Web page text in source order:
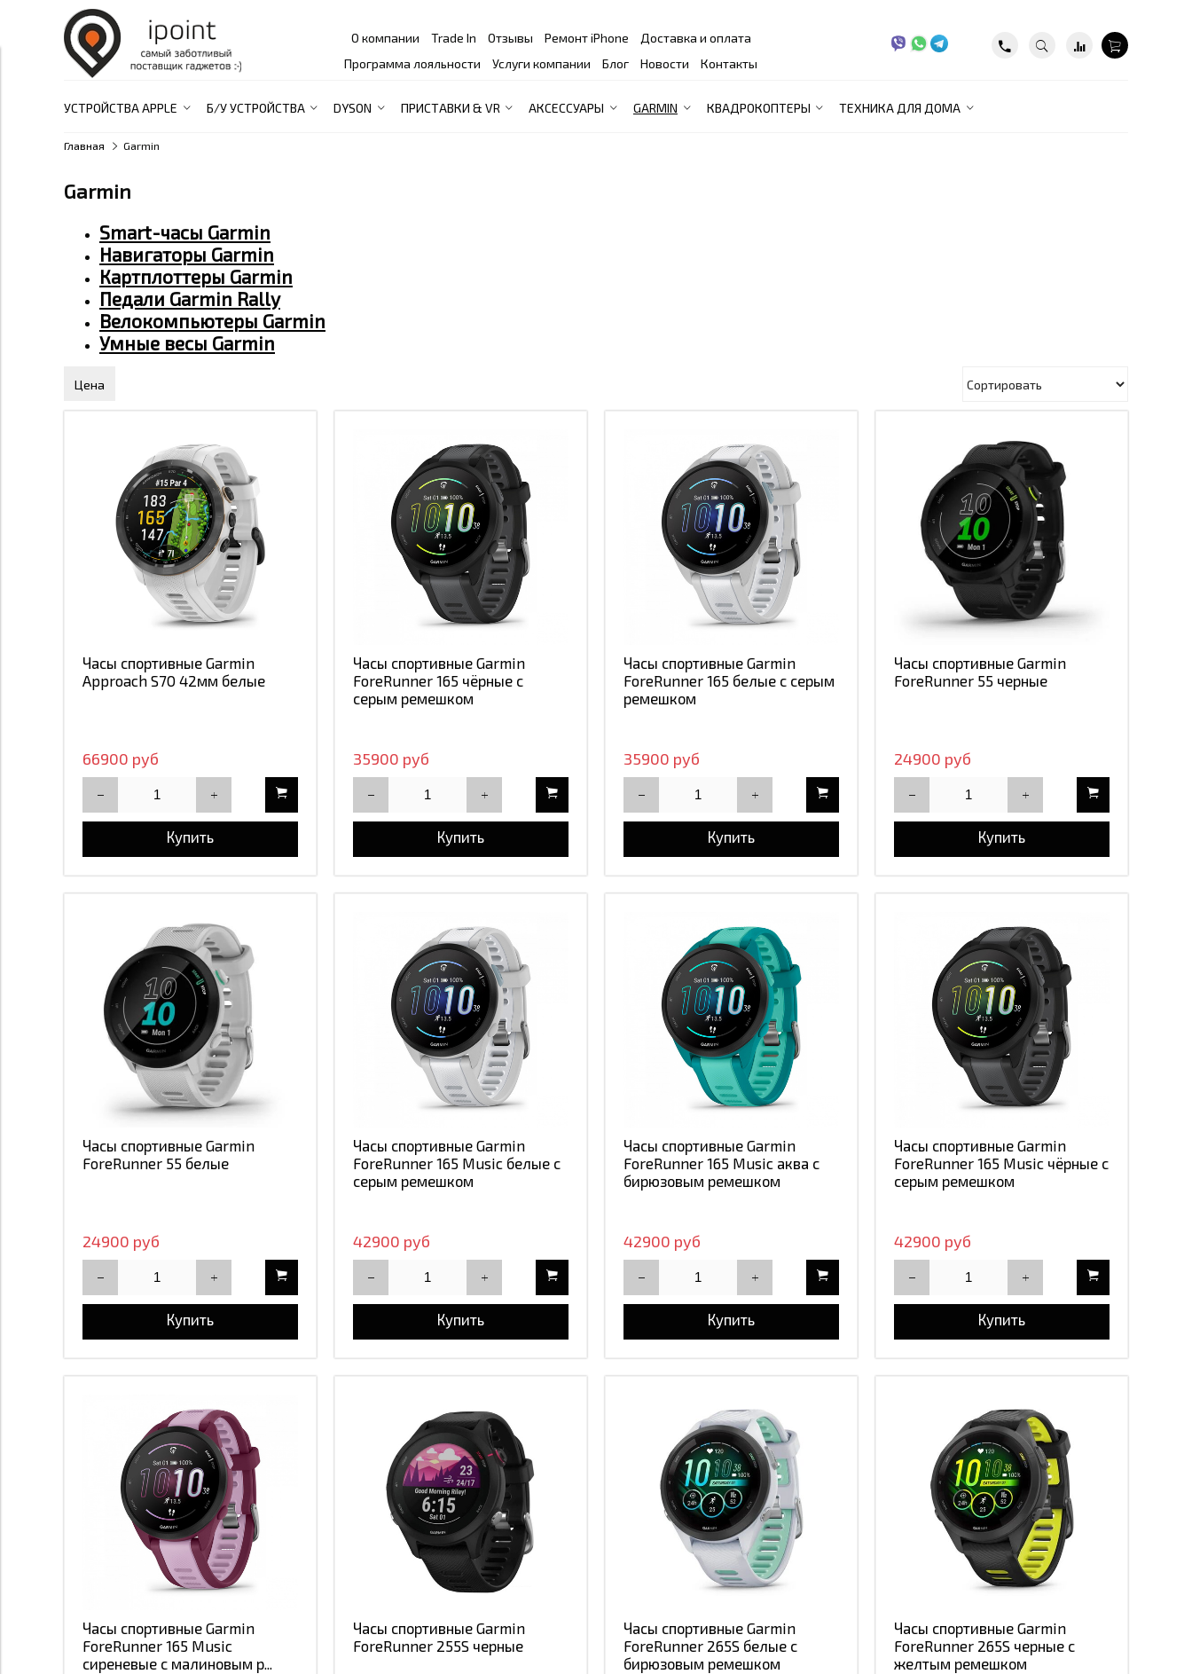
О компании Trade In Отзывы Ремонт iPhone
Доставка и оплата
Программа лояльности
Услуги компании Блог Новости Контакты
УСТРОЙСТВА APPLE Б/У УСТРОЙСТВА DYSON ПРИСТАВКИ & VR АКСЕССУАРЫ GARMIN КВАДРОКОПТЕРЫ ТЕХНИКА ДЛЯ ДОМА
Главная Garmin
Garmin
Smart-часы Garmin
Навигаторы Garmin
Картплоттеры Garmin
Педали Garmin Rally
Велокомпьютеры Garmin
Умные весы Garmin
Цена
517 900
517900
Применить Закрыть
Часы спортивные Garmin
Approach S70 42мм белые
66900 руб
Купить
Часы спортивные Garmin
ForeRunner 165 чёрные с
серым ремешком
35900 руб
Купить
Часы спортивные Garmin
ForeRunner 165 белые с серым
ремешком
35900 руб
Купить
Часы спортивные Garmin
ForeRunner 55 черные
24900 руб
Купить
Часы спортивные Garmin
ForeRunner 55 белые
24900 руб
Купить
Часы спортивные Garmin
ForeRunner 165 Music белые с
серым ремешком
42900 руб
Купить
Часы спортивные Garmin
ForeRunner 165 Music аква с
бирюзовым ремешком
42900 руб
Купить
Часы спортивные Garmin
ForeRunner 165 Music чёрные с
серым ремешком
42900 руб
Купить
Часы спортивные Garmin
ForeRunner 165 Music
сиреневые с малиновым р...
Часы спортивные Garmin
ForeRunner 255S черные
Часы спортивные Garmin
ForeRunner 265S белые с
бирюзовым ремешком
Часы спортивные Garmin
ForeRunner 265S черные с
желтым ремешком